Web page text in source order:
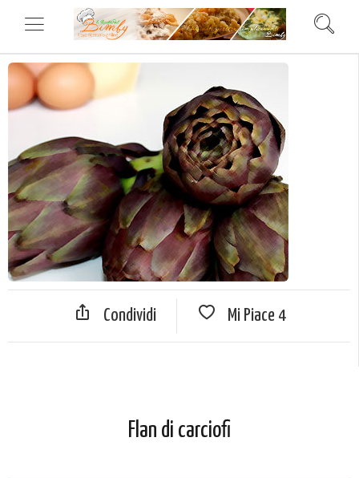
Condividi Mi Piace 4
Flan di carciofi